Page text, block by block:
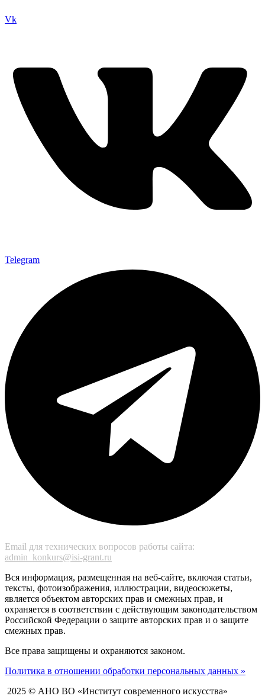
Vk
Telegram
Email для технических вопросов работы сайта:
admin_konkurs@isi-grant.ru
Вся информация, размещенная на веб-сайте, включая статьи,
тексты, фотоизображения, иллюстрации, видеосюжеты,
является объектом авторских прав и смежных прав, и
охраняется в соответствии с действующим законодательством
Российской Федерации о защите авторских прав и о защите
смежных прав.
Все права защищены и охраняются законом.
Политика в отношении обработки персональных данных »
2025 © АНО ВО «Институт современного искусства»